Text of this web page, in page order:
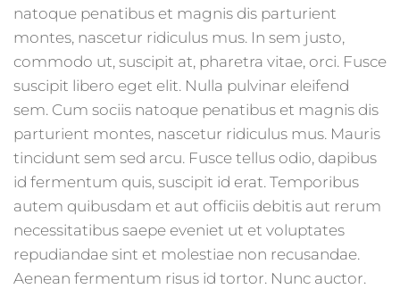
natoque penatibus et magnis dis parturient
montes, nascetur ridiculus mus. In sem justo,
commodo ut, suscipit at, pharetra vitae, orci. Fusce
suscipit libero eget elit. Nulla pulvinar eleifend
sem. Cum sociis natoque penatibus et magnis dis
parturient montes, nascetur ridiculus mus. Mauris
tincidunt sem sed arcu. Fusce tellus odio, dapibus
id fermentum quis, suscipit id erat. Temporibus
autem quibusdam et aut officiis debitis aut rerum
necessitatibus saepe eveniet ut et voluptates
repudiandae sint et molestiae non recusandae.
Aenean fermentum risus id tortor. Nunc auctor.